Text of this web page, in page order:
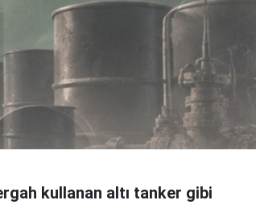
kullanan altı tanker gibi